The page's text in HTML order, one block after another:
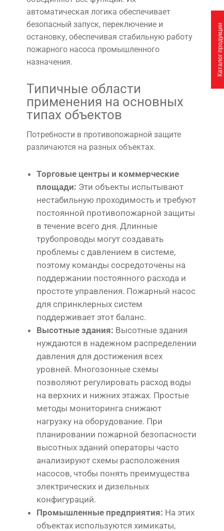
автоматическая логика обеспечивает
безопасный запуск, переключение и
остановку, обеспечивая стабильную работу
пожарного насоса промышленного
назначения.
Типичные области
применения на основных
типах объектов
Потребности в противопожарной защите
различаются на разных объектах.
Торговые центры и коммерческие
площади: Эти объекты испытывают
нестабильную проходимость и требуют
постоянной противопожарной защиты
в течение всего дня. Длинные
трубопроводы могут создавать
проблемы с давлением в системе,
поэтому команды сосредоточены на
поддержании постоянного расхода и
простоте управления. Пожарный насос
для спринклерных систем
поддерживает этот баланс.
Высотные здания: Высотные здания
нуждаются в надежном распределении
давления для достижения всех
уровней. Многозонные схемы
позволяют регулировать расход воды
на верхних и нижних этажах. Простые
методы мониторинга снижают
нагрузку на оборудование. При
планировании пожарной безопасности
высотных зданий операторы часто
анализируют схемы расположения
насосов, чтобы понять преимущества
электрических и дизельных
конфигураций.
Промышленные предприятия: На этих
объектах используются химикаты,
Каталог продукции